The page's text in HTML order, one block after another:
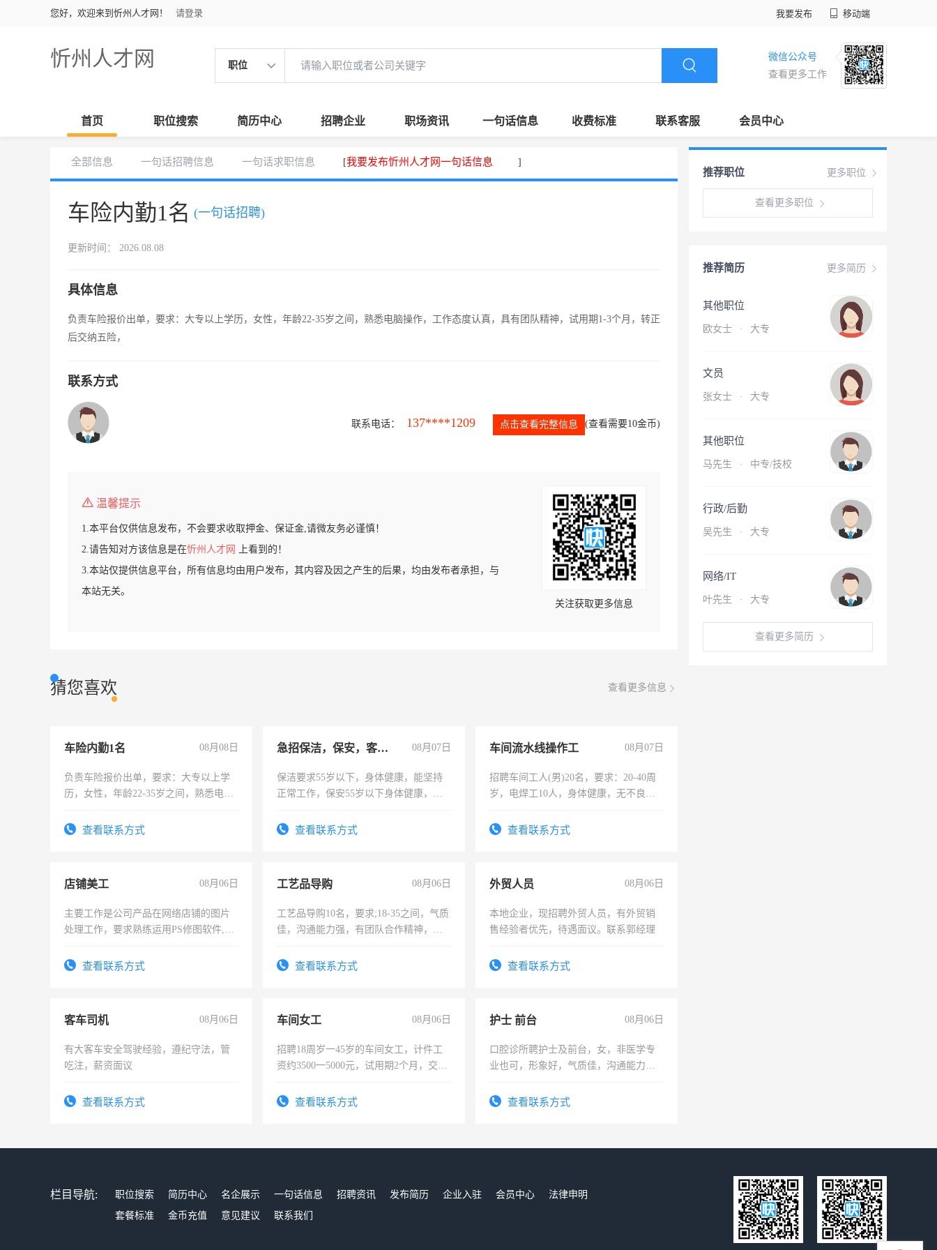
您好，欢迎来到忻州人才网！ 请登录 我要发布 移动端
忻州人才网 职位
微信公众号
查看更多工作
首页 职位搜索 简历中心 招聘企业 职场资讯 一句话信息 收费标准 联系客服 会员中心
全部信息 一句话招聘信息 一句话求职信息 [我要发布忻州人才网一句话信息 ]
车险内勤1名 (一句话招聘)
更新时间： 2026.08.08
具体信息
负责车险报价出单，要求：大专以上学历，女性，年龄22-35岁之间，熟悉电脑操作，工作态度认真，具有团队精神，试用期1-3个月，转正
后交纳五险，
联系方式
联系电话： 137****1209 点击查看完整信息 (查看需要10金币)
温馨提示
1.本平台仅供信息发布，不会要求收取押金、保证金,请微友务必谨慎！
2.请告知对方该信息是在忻州人才网
上看到的！
3.本站仅提供信息平台，所有信息均由用户发布，其内容及因之产生的后果，均由发布者承担，与
本站无关。
关注获取更多信息
猜您喜欢 查看更多信息
车险内勤1名 08月08日
负责车险报价出单，要求：大专以上学
历，女性，年龄22-35岁之间，熟悉电脑
试用期1-3个月，转正后交纳五险，
查看联系方式
急招保洁，保安，客服，工程 08月07日
保洁要求55岁以下，身体健康，能坚持
正常工作，保安55岁以下身体健康，有
录，客服要求45岁以下高中以上文化，
查看联系方式
车间流水线操作工 08月07日
招聘车间工人(男)20名，要求：20-40周
岁，电焊工10人，身体健康，无不良嗜
宿，免费发放劳保用品，两班倒，每月
查看联系方式
店铺美工 08月06日
主要工作是公司产品在网络店铺的图片
处理工作，要求熟练运用PS修图软件,工
查看联系方式
工艺品导购 08月06日
工艺品导购10名，要求;18-35之间，气质
佳，沟通能力强，有团队合作精神，有
查看联系方式
外贸人员 08月06日
本地企业，现招聘外贸人员，有外贸销
售经验者优先，待遇面议。联系郭经理
查看联系方式
客车司机 08月06日
有大客车安全驾驶经验，遵纪守法，管
吃注，薪资面议
查看联系方式
车间女工 08月06日
招聘18周岁一45岁的车间女工，计件工
资约3500一5000元，试用期2个月，交五
查看联系方式
护士 前台 08月06日
口腔诊所聘护士及前台，女，非医学专
业也可，形象好，气质佳，沟通能力
查看联系方式
更多职位
推荐职位
查看更多职位
更多简历
推荐简历
其他职位
欧女士 · 大专
文员
张女士 · 大专
其他职位
马先生 · 中专/技校
行政/后勤
吴先生 · 大专
网络/IT
叶先生 · 大专
查看更多简历
栏目导航: 职位搜索 简历中心 名企展示 一句话信息 招聘资讯 发布简历 企业入驻 会员中心
法律申明
套餐标准
金币充值 意见建议 联系我们